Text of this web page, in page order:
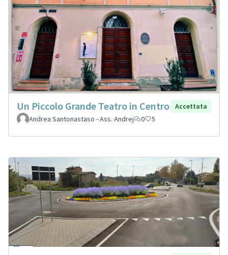
Un Piccolo Grande Teatro in Centro
Accettata
Andrea Santonastaso - Ass. Andrej
0 5